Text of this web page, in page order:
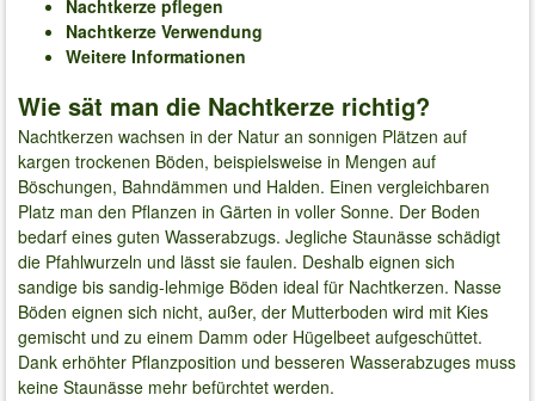
Nachtkerze pflegen
Nachtkerze Verwendung
Weitere Informationen
Wie sät man die Nachtkerze richtig?
Nachtkerzen wachsen in der Natur an sonnigen Plätzen auf
kargen trockenen Böden, beispielsweise in Mengen auf
Böschungen, Bahndämmen und Halden. Einen vergleichbaren
Platz man den Pflanzen in Gärten in voller Sonne. Der Boden
bedarf eines guten Wasserabzugs. Jegliche Staunässe schädigt
die Pfahlwurzeln und lässt sie faulen. Deshalb eignen sich
sandige bis sandig-lehmige Böden ideal für Nachtkerzen. Nasse
Böden eignen sich nicht, außer, der Mutterboden wird mit Kies
gemischt und zu einem Damm oder Hügelbeet aufgeschüttet.
Dank erhöhter Pflanzposition und besseren Wasserabzuges muss
keine Staunässe mehr befürchtet werden.